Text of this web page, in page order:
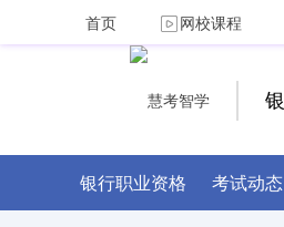
首页 网校课程
银行职业资格 考试动态